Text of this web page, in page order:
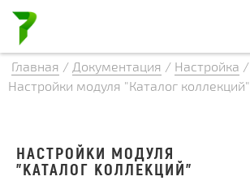
Главная / Документация / Настройка /
Настройки модуля "Каталог коллекций"
НАСТРОЙКИ МОДУЛЯ
"КАТАЛОГ КОЛЛЕКЦИЙ"